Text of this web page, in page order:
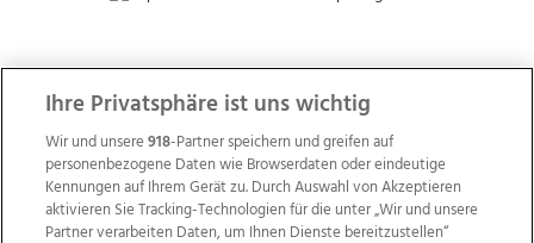
ZUR NACHRICHTENÜBERSICHT
Ihre Privatsphäre ist uns wichtig
Wir und unsere918-Partner speichern und greifen auf
personenbezogene Daten wie Browserdaten oder eindeutige
Kennungen auf Ihrem Gerät zu. Durch Auswahl von Akzeptieren
aktivieren Sie Tracking-Technologien für die unter „Wir und unsere
Partner verarbeiten Daten, um Ihnen Dienste bereitzustellen“